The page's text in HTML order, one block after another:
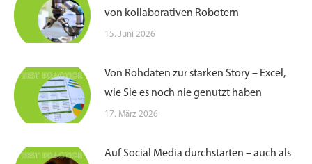
von kollaborativen Robotern
15. Juni 2026
Von Rohdaten zur starken Story – Excel,
wie Sie es noch nie genutzt haben
17. März 2026
Auf Social Media durchstarten – auch als